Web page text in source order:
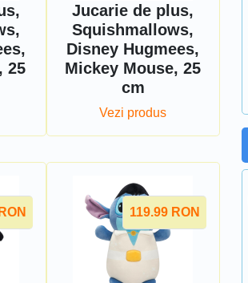
25
Jucarie de plus,
Squishmallows,
Disney Hugmees,
Mickey Mouse, 25
cm
Vezi produs
RON 119.99 RON